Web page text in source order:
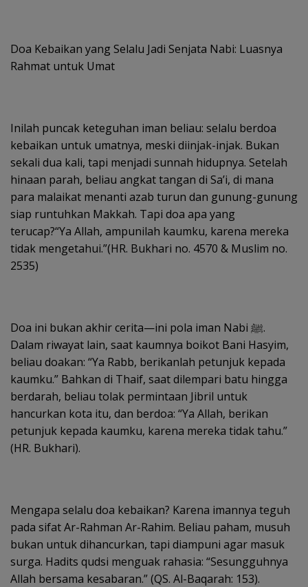
Doa Kebaikan yang Selalu Jadi Senjata Nabi: Luasnya
Rahmat untuk Umat
Inilah puncak keteguhan iman beliau: selalu berdoa
kebaikan untuk umatnya, meski diinjak-injak. Bukan
sekali dua kali, tapi menjadi sunnah hidupnya. Setelah
hinaan parah, beliau angkat tangan di Sa’i, di mana
para malaikat menanti azab turun dan gunung-gunung
siap runtuhkan Makkah. Tapi doa apa yang
terucap?“Ya Allah, ampunilah kaumku, karena mereka
tidak mengetahui.”(HR. Bukhari no. 4570 & Muslim no.
2535)
Doa ini bukan akhir cerita—ini pola iman Nabi ﷺ.
Dalam riwayat lain, saat kaumnya boikot Bani Hasyim,
beliau doakan: “Ya Rabb, berikanlah petunjuk kepada
kaumku.” Bahkan di Thaif, saat dilempari batu hingga
berdarah, beliau tolak permintaan Jibril untuk
hancurkan kota itu, dan berdoa: “Ya Allah, berikan
petunjuk kepada kaumku, karena mereka tidak tahu.”
(HR. Bukhari).
Mengapa selalu doa kebaikan? Karena imannya teguh
pada sifat Ar-Rahman Ar-Rahim. Beliau paham, musuh
bukan untuk dihancurkan, tapi diampuni agar masuk
surga. Hadits qudsi menguak rahasia: “Sesungguhnya
Allah bersama kesabaran.” (QS. Al-Baqarah: 153).